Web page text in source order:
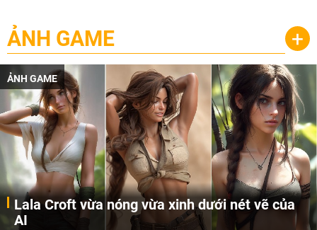
ẢNH GAME +
ẢNH GAME
Lala Croft vừa nóng vừa xinh dưới nét vẽ của
AI